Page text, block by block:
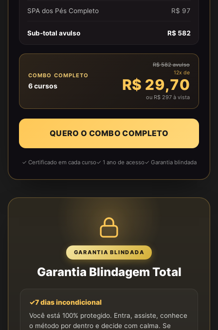
SPA dos Pés Completo R$ 97
Sub-total avulso R$ 582
COMBO COMPLETO
6 cursos
R$ 582 avulso
12x de
R$ 29,70
ou R$ 297 à vista
QUERO O COMBO COMPLETO
✓ Certificado em cada curso✓ 1 ano de acesso✓ Garantia blindada
GARANTIA BLINDADA
Garantia Blindagem Total
✓7 dias incondicional
Você está 100% protegido. Entra, assiste, conhece
o método por dentro e decide com calma. Se